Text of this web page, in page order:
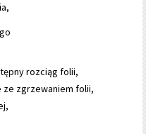
rozciąg folii,
zgrzewaniem folii,